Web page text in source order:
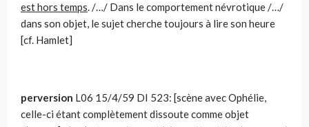
est hors temps. /…/ Dans le comportement névrotique /…/
dans son objet, le sujet cherche toujours à lire son heure
[cf. Hamlet]
perversion L06 15/4/59 DI 523: [scène avec Ophélie,
celle-ci étant complètement dissoute comme objet